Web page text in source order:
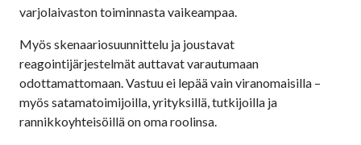
varjolaivaston toiminnasta vaikeampaa.
Myös skenaariosuunnittelu ja joustavat
reagointijärjestelmät auttavat varautumaan
odottamattomaan. Vastuu ei lepää vain viranomaisilla –
myös satamatoimijoilla, yrityksillä, tutkijoilla ja
rannikkoyhteisöillä on oma roolinsa.